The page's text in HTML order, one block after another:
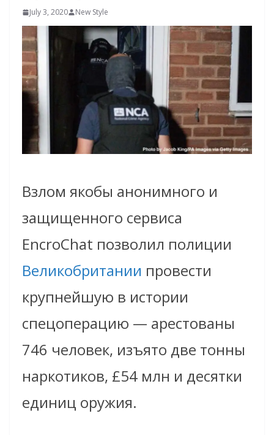
July 3, 2020 New Style
Взлом якобы анонимного и
защищенного сервиса
EncroChat позволил полиции
Великобритании провести
крупнейшую в истории
спецоперацию — арестованы
746 человек, изъято две тонны
наркотиков, £54 млн и десятки
единиц оружия.